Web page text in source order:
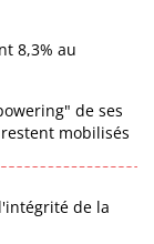
8,3% au
de ses
mobilisés
de la